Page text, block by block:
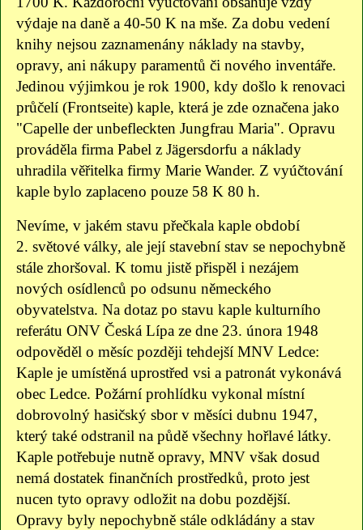
výdaje na daně a 40-50 K na mše. Za dobu vedení
knihy nejsou zaznamenány náklady na stavby,
opravy, ani nákupy paramentů či nového inventáře.
Jedinou výjimkou je rok 1900, kdy došlo k renovaci
průčelí (Frontseite) kaple, která je zde označena jako
"Capelle der unbefleckten Jungfrau Maria". Opravu
prováděla firma Pabel z Jägersdorfu a náklady
uhradila věřitelka firmy Marie Wander. Z vyúčtování
kaple bylo zaplaceno pouze 58 K 80 h.
Nevíme, v jakém stavu přečkala kaple období
2. světové války, ale její stavební stav se nepochybně
stále zhoršoval. K tomu jistě přispěl i nezájem
nových osídlenců po odsunu německého
obyvatelstva. Na dotaz po stavu kaple kulturního
referátu ONV Česká Lípa ze dne 23. února 1948
odpověděl o měsíc později tehdejší MNV Ledce:
Kaple je umístěná uprostřed vsi a patronát vykonává
obec Ledce. Požární prohlídku vykonal místní
dobrovolný hasičský sbor v měsíci dubnu 1947,
který také odstranil na půdě všechny hořlavé látky.
Kaple potřebuje nutně opravy, MNV však dosud
nemá dostatek finančních prostředků, proto jest
nucen tyto opravy odložit na dobu pozdější.
Opravy byly nepochybně stále odkládány a stav